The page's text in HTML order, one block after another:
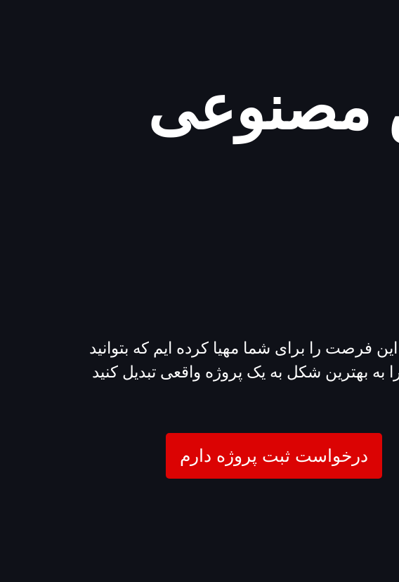
مصنوعی
این فرصت را برای شما مهیا کرده ایم که بتوانید
به بهترین شکل به یک پروژه واقعی تبدیل کنید
درخواست ثبت پروژه دارم